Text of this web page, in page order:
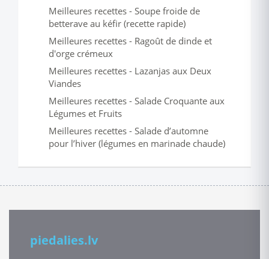
Meilleures recettes - Soupe froide de
betterave au kéfir (recette rapide)
Meilleures recettes - Ragoût de dinde et
d'orge crémeux
Meilleures recettes - Lazanjas aux Deux
Viandes
Meilleures recettes - Salade Croquante aux
Légumes et Fruits
Meilleures recettes - Salade d’automne
pour l’hiver (légumes en marinade chaude)
piedalies.lv